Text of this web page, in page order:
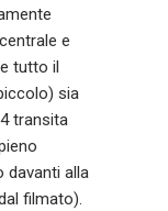
e
tutto il
sia
transita
davanti alla
filmato).